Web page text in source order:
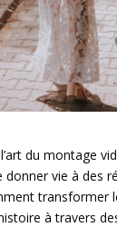
du montage
vie à des
transformer
à travers